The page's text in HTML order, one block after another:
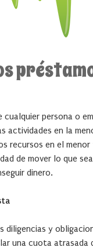
persona o
actividades en la
recursos en el
de mover lo que
dinero.
y
una cuota atrasada